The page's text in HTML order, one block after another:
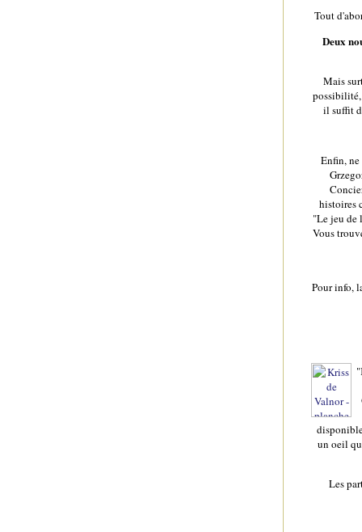
Tout
Deux
Mais
possibilité,
il suffit
Enfin,
histoires
"Le jeu de
Vous
Pour info,
un oeil
Les